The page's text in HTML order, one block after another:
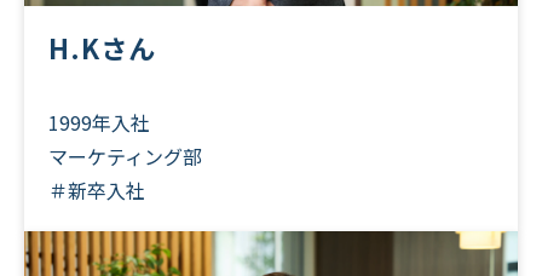
H.Kさん
1999年入社
マーケティング部
＃新卒入社